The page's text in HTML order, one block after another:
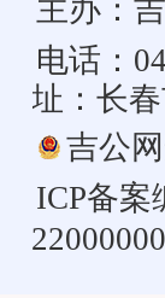
主办：
电话：
址：长
吉公
ICP备案